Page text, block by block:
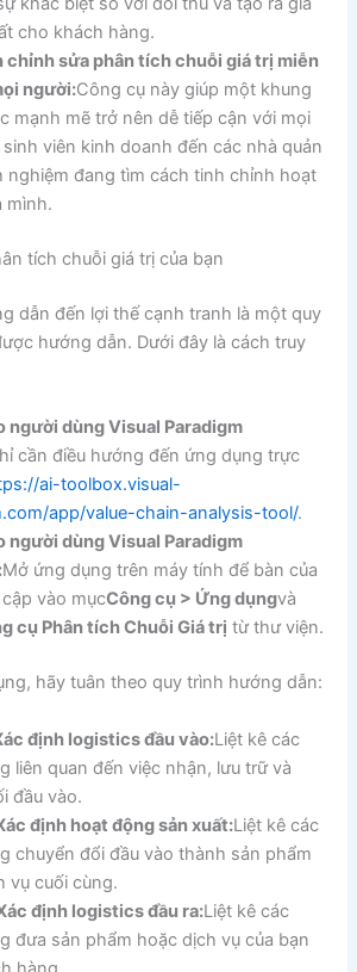
cho khách hàng.
chỉnh sửa phân tích chuỗi giá trị miễn
người:Công cụ này giúp một khung
mạnh mẽ trở nên dễ tiếp cận với mọi
viên kinh doanh đến các nhà quản
nghiệm đang tìm cách tinh chỉnh hoạt
mình.
tích chuỗi giá trị của bạn
dẫn đến lợi thế cạnh tranh là một quy
hướng dẫn. Dưới đây là cách truy
người dùng Visual Paradigm
cần điều hướng đến ứng dụng trực
ai-toolbox.visual-
app/value-chain-analysis-tool/.
người dùng Visual Paradigm
Mở ứng dụng trên máy tính để bàn của
vào mụcCông cụ > Ứng dụngvà
cụ Phân tích Chuỗi Giá trị từ thư viện.
hãy tuân theo quy trình hướng dẫn:
định logistics đầu vào:Liệt kê các
liên quan đến việc nhận, lưu trữ và
đầu vào.
định hoạt động sản xuất:Liệt kê các
chuyển đổi đầu vào thành sản phẩm
vụ cuối cùng.
định logistics đầu ra:Liệt kê các
đưa sản phẩm hoặc dịch vụ của bạn